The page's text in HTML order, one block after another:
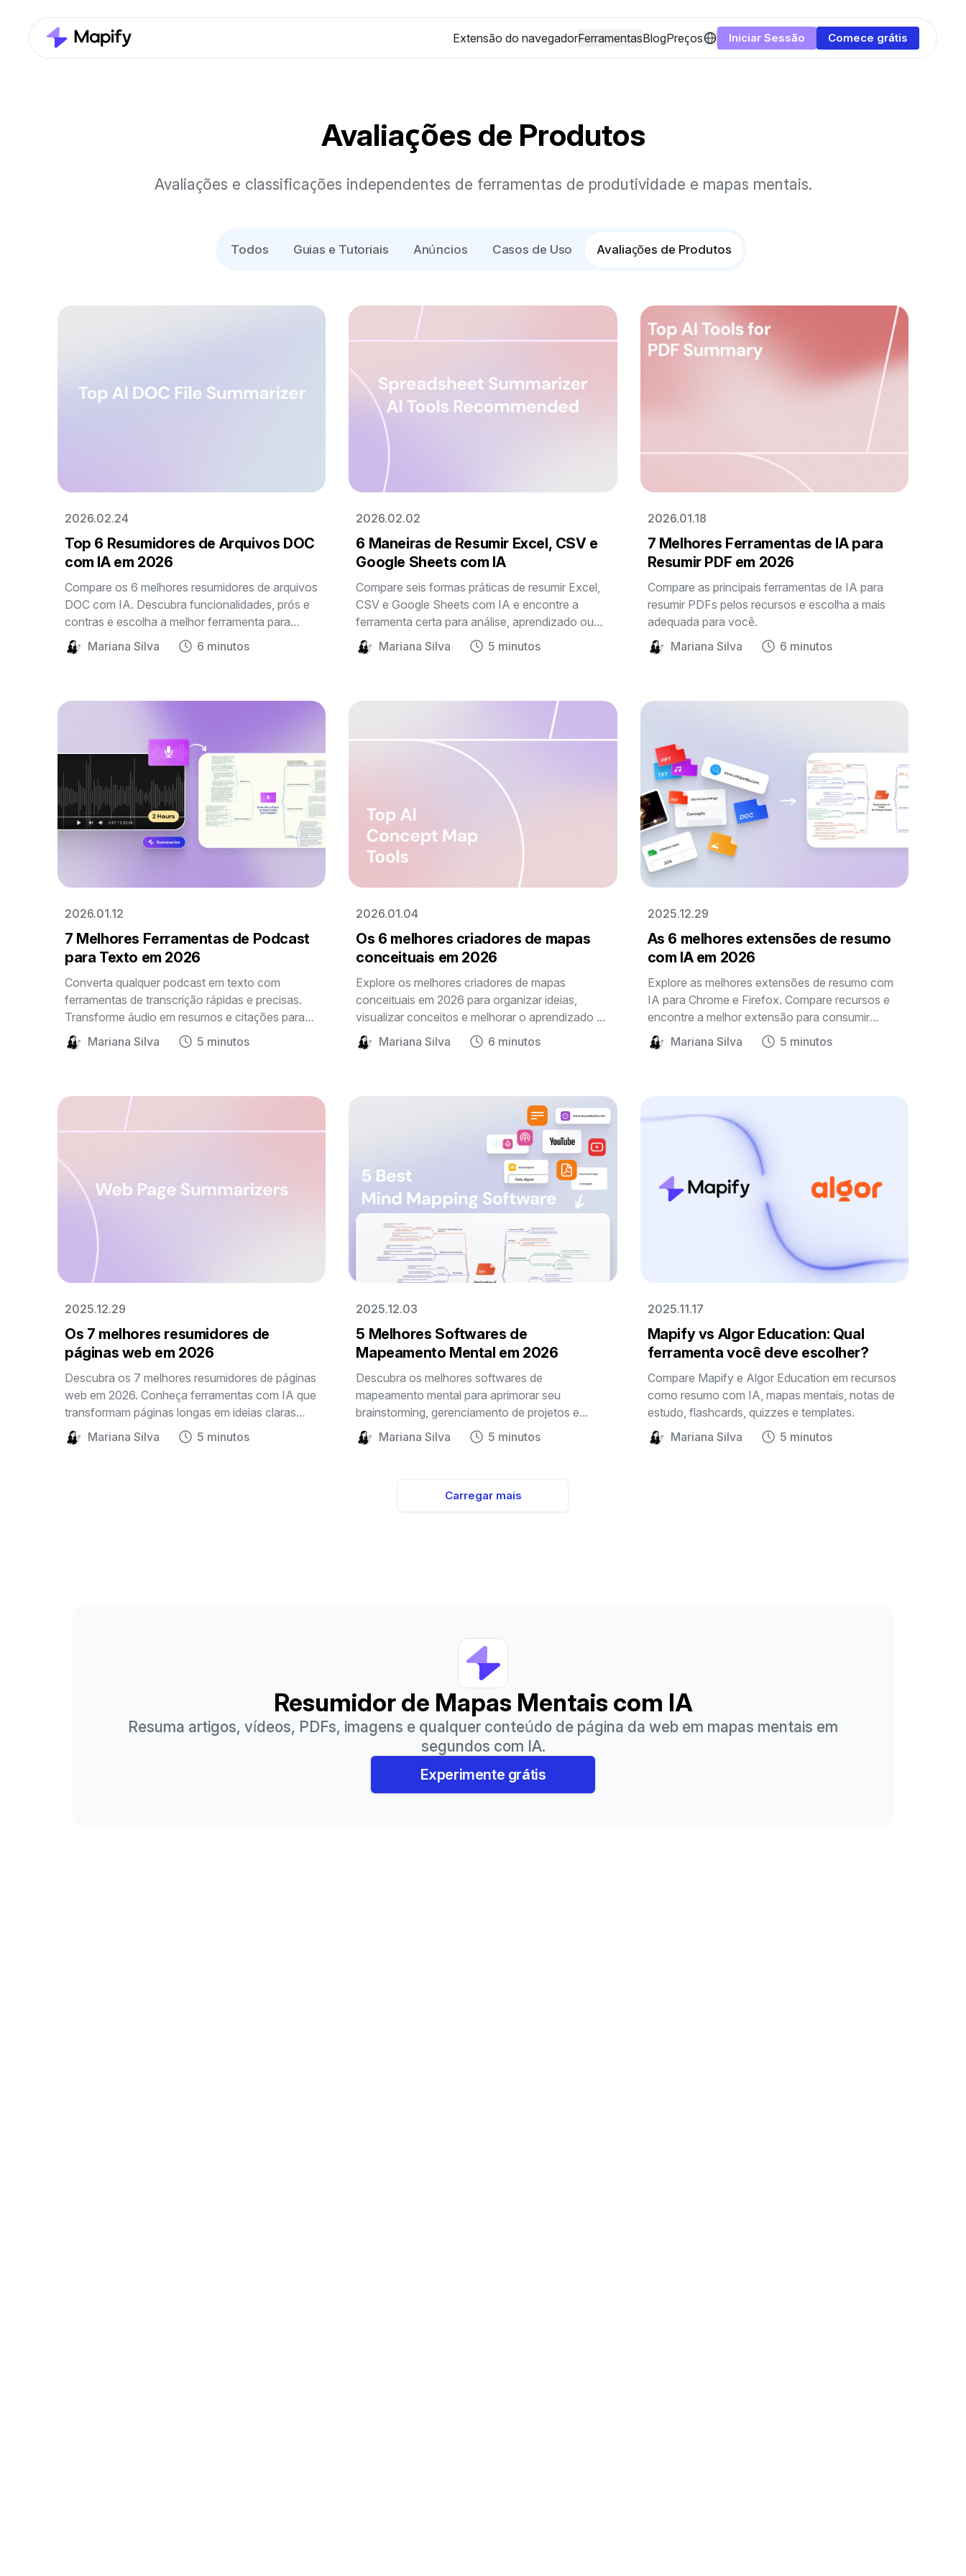
Extensão do navegadorFerramentasBlogPreços Iniciar Sessão Comece grátis
Avaliações de Produtos
Avaliações e classificações independentes de ferramentas de produtividade e mapas mentais.
Todos Guias e Tutoriais Anúncios Casos de Uso Avaliações de Produtos
Mariana Silva 6 minutos
2026.02.24
Top 6 Resumidores de Arquivos DOC
com IA em 2026
Compare os 6 melhores resumidores de arquivos
DOC com IA. Descubra funcionalidades, prós e
contras e escolha a melhor ferramenta para
resumir documentos Word de forma rápida e
precisa.
Mariana Silva 5 minutos
2026.02.02
6 Maneiras de Resumir Excel, CSV e
Google Sheets com IA
Compare seis formas práticas de resumir Excel,
CSV e Google Sheets com IA e encontre a
ferramenta certa para análise, aprendizado ou
extração de insights.
Mariana Silva 6 minutos
2026.01.18
7 Melhores Ferramentas de IA para
Resumir PDF em 2026
Compare as principais ferramentas de IA para
resumir PDFs pelos recursos e escolha a mais
adequada para você.
Mariana Silva 5 minutos
2026.01.12
7 Melhores Ferramentas de Podcast
para Texto em 2026
Converta qualquer podcast em texto com
ferramentas de transcrição rápidas e precisas.
Transforme áudio em resumos e citações para
estudar, compartilhar ou criar conteúdo com
mais facilidade.
Mariana Silva 6 minutos
2026.01.04
Os 6 melhores criadores de mapas
conceituais em 2026
Explore os melhores criadores de mapas
conceituais em 2026 para organizar ideias,
visualizar conceitos e melhorar o aprendizado e
o planejamento de projetos.
Mariana Silva 5 minutos
2025.12.29
As 6 melhores extensões de resumo
com IA em 2026
Explore as melhores extensões de resumo com
IA para Chrome e Firefox. Compare recursos e
encontre a melhor extensão para consumir
conteúdo de forma mais inteligente.
Mariana Silva 5 minutos
2025.12.29
Os 7 melhores resumidores de
páginas web em 2026
Descubra os 7 melhores resumidores de páginas
web em 2026. Conheça ferramentas com IA que
transformam páginas longas em ideias claras
para estudar, pesquisar e trabalhar com mais
eficiência.
Mariana Silva 5 minutos
2025.12.03
5 Melhores Softwares de
Mapeamento Mental em 2026
Descubra os melhores softwares de
mapeamento mental para aprimorar seu
brainstorming, gerenciamento de projetos e
organização de ideias. Explore ferramentas com
capacidades de IA, recursos de colaboração e
Mariana Silva 5 minutos
2025.11.17
Mapify vs Algor Education: Qual
ferramenta você deve escolher?
Compare Mapify e Algor Education em recursos
como resumo com IA, mapas mentais, notas de
estudo, flashcards, quizzes e templates.
Carregar mais
Resumidor de Mapas Mentais com IA
Resuma artigos, vídeos, PDFs, imagens e qualquer conteúdo de página da web em mapas mentais em
segundos com IA.
Experimente grátis